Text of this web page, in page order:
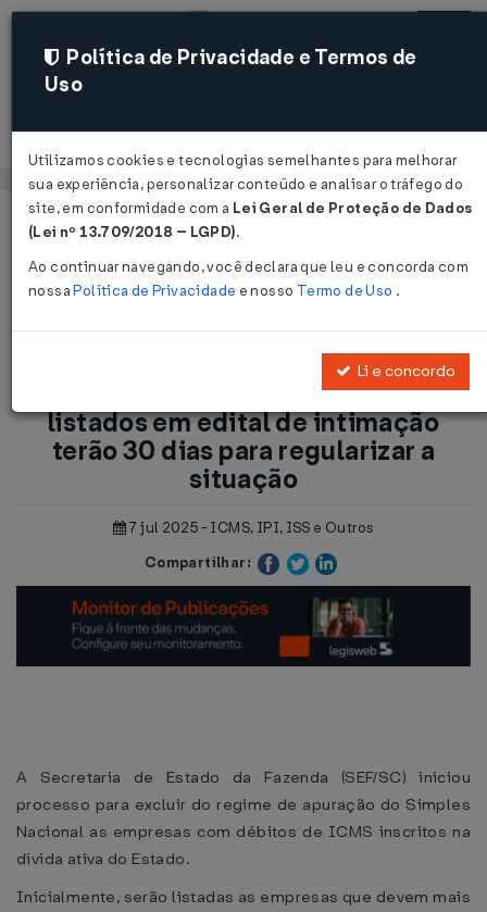
Acessar
Página Inicial
Notícias
terão 30 dias para regularizar a situação...
Voltar
ICMS/SC: Estabelecimentos
listados em edital de intimação
terão 30 dias para regularizar a
situação
7 jul 2025 - ICMS, IPI, ISS e Outros
Compartilhar:
A Secretaria de Estado da Fazenda (SEF/SC) iniciou
processo para excluir do regime de apuração do Simples
Nacional as empresas com débitos de ICMS inscritos na
dívida ativa do Estado.
Inicialmente, serão listadas as empresas que devem mais
Política de Privacidade e Termos de
Uso
Utilizamos cookies e tecnologias semelhantes para melhorar
sua experiência, personalizar conteúdo e analisar o tráfego do
site, em conformidade com a Lei Geral de Proteção de Dados
(Lei nº 13.709/2018 – LGPD).
Ao continuar navegando, você declara que leu e concorda com
nossaPolítica de Privacidade e nosso Termo de Uso .
Li e concordo